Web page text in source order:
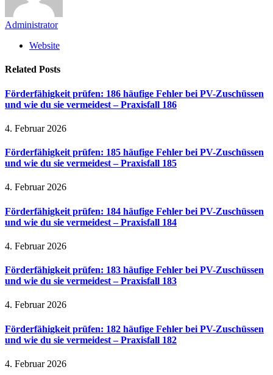
Administrator
Website
Related Posts
Förderfähigkeit prüfen: 186 häufige Fehler bei PV-Zuschüssen
und wie du sie vermeidest – Praxisfall 186
4. Februar 2026
Förderfähigkeit prüfen: 185 häufige Fehler bei PV-Zuschüssen
und wie du sie vermeidest – Praxisfall 185
4. Februar 2026
Förderfähigkeit prüfen: 184 häufige Fehler bei PV-Zuschüssen
und wie du sie vermeidest – Praxisfall 184
4. Februar 2026
Förderfähigkeit prüfen: 183 häufige Fehler bei PV-Zuschüssen
und wie du sie vermeidest – Praxisfall 183
4. Februar 2026
Förderfähigkeit prüfen: 182 häufige Fehler bei PV-Zuschüssen
und wie du sie vermeidest – Praxisfall 182
4. Februar 2026